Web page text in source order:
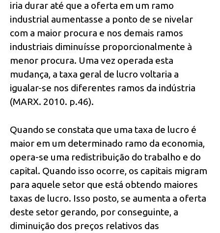
iria durar até que a oferta em um ramo
industrial aumentasse a ponto de se nivelar
com a maior procura e nos demais ramos
industriais diminuísse proporcionalmente à
menor procura. Uma vez operada esta
mudança, a taxa geral de lucro voltaria a
igualar-se nos diferentes ramos da indústria
(MARX. 2010. p.46).
Quando se constata que uma taxa de lucro é
maior em um determinado ramo da economia,
opera-se uma redistribuição do trabalho e do
capital. Quando isso ocorre, os capitais migram
para aquele setor que está obtendo maiores
taxas de lucro. Isso posto, se aumenta a oferta
deste setor gerando, por conseguinte, a
diminuição dos preços relativos das